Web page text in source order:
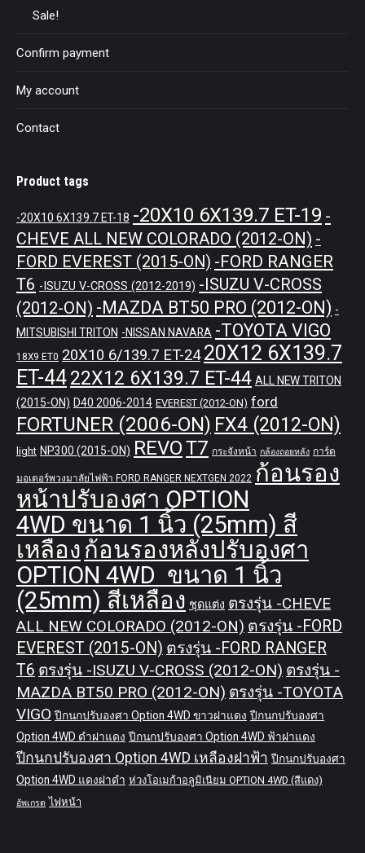
Sale!
Confirm payment
My account
Contact
Product tags
-20X10 6X139.7 ET-18 -20X10 6X139.7 ET-19 -
CHEVE ALL NEW COLORADO (2012-ON) -
FORD EVEREST (2015-ON) -FORD RANGER
T6 -ISUZU V-CROSS (2012-2019) -ISUZU V-CROSS
(2012-ON) -MAZDA BT50 PRO (2012-ON) -
MITSUBISHI TRITON -NISSAN NAVARA -TOYOTA VIGO
18X9 ET0 20X10 6/139.7 ET-24 20X12 6X139.7
ET-4422X12 6X139.7 ET-44 ALL NEW TRITON
(2015-ON) D40 2006-2014 EVEREST (2012-ON) ford
FORTUNER (2006-ON) FX4 (2012-ON)
light NP300 (2015-ON) REVOT7 กระจังหน้า กล้องถอยหลัง การ์ด
มอเตอร์พวงมาลัยไฟฟ้า FORD RANGER NEXTGEN 2022 ก้อนรอง
หน้าปรับองศา OPTION
4WD ขนาด 1 นิ้ว (25mm) สี
เหลือง ก้อนรองหลังปรับองศา
OPTION 4WD ขนาด 1 นิ้ว
(25mm) สีเหลือง ชุดแต่ง ตรงรุ่น -CHEVE
ALL NEW COLORADO (2012-ON) ตรงรุ่น -FORD
EVEREST (2015-ON) ตรงรุ่น -FORD RANGER
T6 ตรงรุ่น -ISUZU V-CROSS (2012-ON) ตรงรุ่น -
MAZDA BT50 PRO (2012-ON) ตรงรุ่น -TOYOTA
VIGO ปีกนกปรับองศา Option 4WD ขาวฝาแดง ปีกนกปรับองศา
Option 4WD ดำฝาแดง ปีกนกปรับองศา Option 4WD ฟ้าฝาแดง
ปีกนกปรับองศา Option 4WD เหลืองฝาฟ้า ปีกนกปรับองศา
Option 4WD แดงฝาดำ ห่วงโอเมก้าอลูมิเนียม OPTION 4WD (สีแดง)
อัพเกรด ไฟหน้า